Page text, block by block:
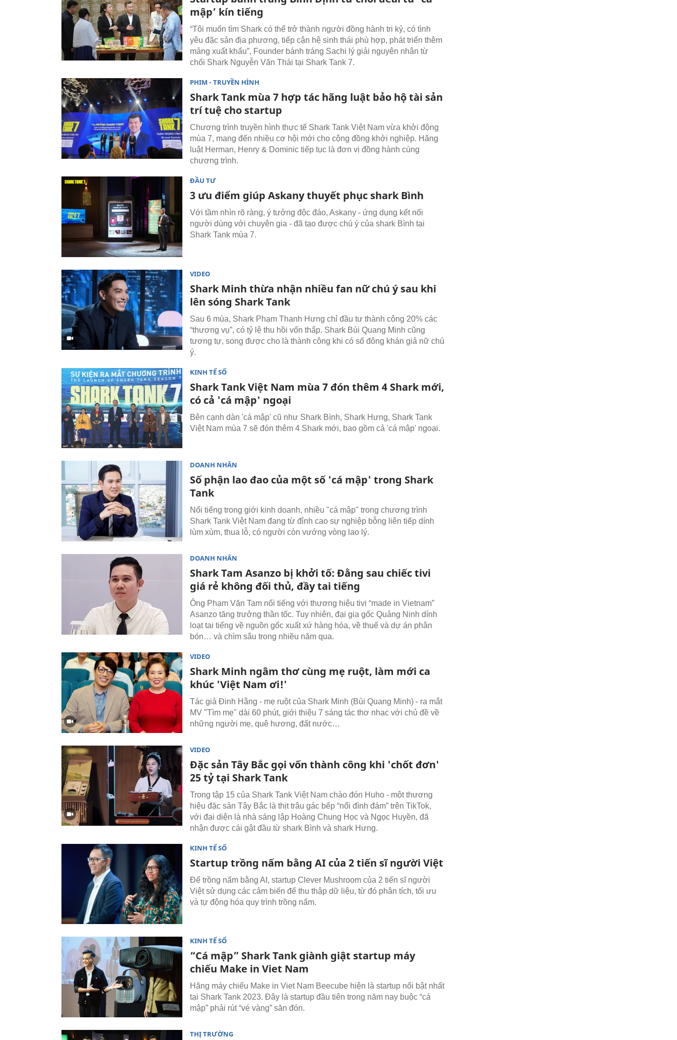
mập’ kín tiếng
“Tôi muốn tìm Shark có thể trở thành người đồng hành tri kỷ, có tình
yêu đặc sản địa phương, tiếp cận hệ sinh thái phù hợp, phát triển thêm
mảng xuất khẩu”, Founder bánh tráng Sachi lý giải nguyên nhân từ
chối Shark Nguyễn Văn Thái tại Shark Tank 7.
PHIM - TRUYỀN HÌNH
Shark Tank mùa 7 hợp tác hãng luật bảo hộ tài sản
trí tuệ cho startup
Chương trình truyền hình thực tế Shark Tank Việt Nam vừa khởi động
mùa 7, mang đến nhiều cơ hội mới cho cộng đồng khởi nghiệp. Hãng
luật Herman, Henry & Dominic tiếp tục là đơn vị đồng hành cùng
chương trình.
ĐẦU TƯ
3 ưu điểm giúp Askany thuyết phục shark Bình
Với tầm nhìn rõ ràng, ý tưởng độc đáo, Askany - ứng dụng kết nối
người dùng với chuyên gia - đã tạo được chú ý của shark Bình tại
Shark Tank mùa 7.
VIDEO
Shark Minh thừa nhận nhiều fan nữ chú ý sau khi
lên sóng Shark Tank
Sau 6 mùa, Shark Phạm Thanh Hưng chỉ đầu tư thành công 20% các
“thương vụ”, có tỷ lệ thu hồi vốn thấp. Shark Bùi Quang Minh cũng
tương tự, song được cho là thành công khi có số đông khán giả nữ chú
ý.
KINH TẾ SỐ
Shark Tank Việt Nam mùa 7 đón thêm 4 Shark mới,
có cả 'cá mập' ngoại
Bên cạnh dàn 'cá mập' cũ như Shark Bình, Shark Hưng, Shark Tank
Việt Nam mùa 7 sẽ đón thêm 4 Shark mới, bao gồm cả 'cá mập' ngoại.
DOANH NHÂN
Số phận lao đao của một số 'cá mập' trong Shark
Tank
Nổi tiếng trong giới kinh doanh, nhiều "cá mập" trong chương trình
Shark Tank Việt Nam đang từ đỉnh cao sự nghiệp bỗng liên tiếp dính
lùm xùm, thua lỗ, có người còn vướng vòng lao lý.
DOANH NHÂN
Shark Tam Asanzo bị khởi tố: Đằng sau chiếc tivi
giá rẻ không đối thủ, đầy tai tiếng
Ông Phạm Văn Tam nổi tiếng với thương hiệu tivi “made in Vietnam”
Asanzo tăng trưởng thần tốc. Tuy nhiên, đại gia gốc Quảng Ninh dính
loạt tai tiếng về nguồn gốc xuất xứ hàng hóa, về thuế và dự án phân
bón… và chìm sâu trong nhiều năm qua.
VIDEO
Shark Minh ngâm thơ cùng mẹ ruột, làm mới ca
khúc 'Việt Nam ơi!'
Tác giả Đinh Hằng - mẹ ruột của Shark Minh (Bùi Quang Minh) - ra mắt
MV "Tìm mẹ" dài 60 phút, giới thiệu 7 sáng tác thơ nhạc với chủ đề về
những người mẹ, quê hương, đất nước…
VIDEO
Đặc sản Tây Bắc gọi vốn thành công khi 'chốt đơn'
25 tỷ tại Shark Tank
Trong tập 15 của Shark Tank Việt Nam chào đón Huho - một thương
hiệu đặc sản Tây Bắc là thịt trâu gác bếp “nổi đình đám” trên TikTok,
với đại diện là nhà sáng lập Hoàng Chung Học và Ngọc Huyền, đã
nhận được cái gật đầu từ shark Bình và shark Hưng.
KINH TẾ SỐ
Startup trồng nấm bằng AI của 2 tiến sĩ người Việt
Để trồng nấm bằng AI, startup Clever Mushroom của 2 tiến sĩ người
Việt sử dụng các cảm biến để thu thập dữ liệu, từ đó phân tích, tối ưu
và tự động hóa quy trình trồng nấm.
KINH TẾ SỐ
“Cá mập” Shark Tank giành giật startup máy
chiếu Make in Viet Nam
Hãng máy chiếu Make in Viet Nam Beecube hiện là startup nổi bật nhất
tại Shark Tank 2023. Đây là startup đầu tiên trong năm nay buộc “cá
mập” phải rút “vé vàng” săn đón.
THỊ TRƯỜNG